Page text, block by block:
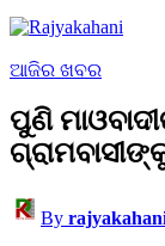
ଆଜିର ଖବର
ପୁଣି
By